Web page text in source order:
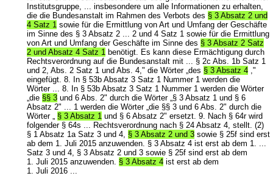
Institutsgruppe, ... insbesondere um alle Informationen zu erhalten,
die die Bundesanstalt im Rahmen des Verbots des § 3 Absatz 2 und
4 Satz 1 sowie für die Ermittlung von Art und Umfang der Geschäfte
im Sinne des § 3 Absatz 2 ... 2 und 4 Satz 1 sowie für die Ermittlung
von Art und Umfang der Geschäfte im Sinne des § 3 Absatz 2 Satz
2 und Absatz 4 Satz 1 benötigt. Es kann diese Ermächtigung durch
Rechtsverordnung auf die Bundesanstalt mit ... § 2c Abs. 1b Satz 1
und 2, Abs. 2 Satz 1 und Abs. 4," die Wörter „des § 3 Absatz 4 ,"
eingefügt. 8. In § 53b Absatz 3 Satz 1 Nummer 1 werden die
Wörter ... 8. In § 53b Absatz 3 Satz 1 Nummer 1 werden die Wörter
„die §§ 3 und 6 Abs. 2" durch die Wörter „§ 3 Absatz 1 und § 6
Absatz 2" ... 1 werden die Wörter „die §§ 3 und 6 Abs. 2" durch die
Wörter „ § 3 Absatz 1 und § 6 Absatz 2" ersetzt. 9. Nach § 64r wird
folgender § 64s ... Rechtsverordnung nach § 24 Absatz 4, stellt. (2)
§ 1 Absatz 1a Satz 3 und 4, § 3 Absatz 2 und 3 sowie § 25f sind erst
ab dem 1. Juli 2015 anzuwenden. § 3 Absatz 4 ist erst ab dem 1. ...
Satz 3 und 4, § 3 Absatz 2 und 3 sowie § 25f sind erst ab dem
1. Juli 2015 anzuwenden. § 3 Absatz 4 ist erst ab dem
1. Juli 2016 ...